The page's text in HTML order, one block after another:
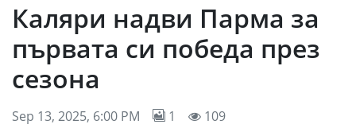
Каляри надви Парма за
първата си победа през
сезона
Sep 13, 2025, 6:00 PM 1 109